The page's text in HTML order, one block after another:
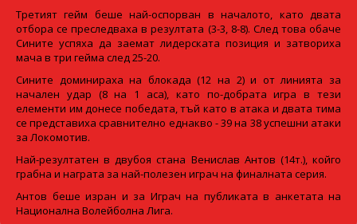
Третият гейм беше най-оспорван в началото, като двата
отбора се преследваха в резултата (3-3, 8-8). След това обаче
Сините успяха да заемат лидерската позиция и затвориха
мача в три гейма след 25-20.
Сините доминираха на блокада (12 на 2) и от линията за
начален удар (8 на 1 аса), като по-добрата игра в тези
елементи им донесе победата, тъй като в атака и двата тима
се представиха сравнително еднакво - 39 на 38 успешни атаки
за Локомотив.
Най-резултатен в двубоя стана Венислав Антов (14т.), койго
грабна и награта за най-полезен играч на финалната серия.
Антов беше изран и за Играч на публиката в анкетата на
Национална Волейболна Лига.